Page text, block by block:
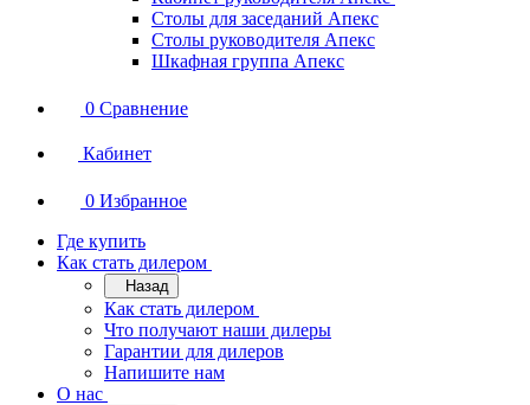
Столы для заседаний Апекс
Столы руководителя Апекс
Шкафная группа Апекс
0 Сравнение
Кабинет
0 Избранное
Где купить
Как стать дилером
Назад
Как стать дилером
Что получают наши дилеры
Гарантии для дилеров
Напишите нам
О нас